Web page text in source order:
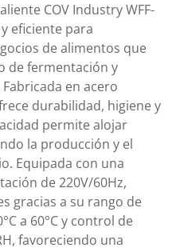
COV Industry WFF-
eficiente para
de alimentos que
de fermentación y
en acero
durabilidad, higiene y
permite alojar
la producción y el
Equipada con una
de 220V/60Hz,
gracias a su rango de
a 60°C y control de
favoreciendo una